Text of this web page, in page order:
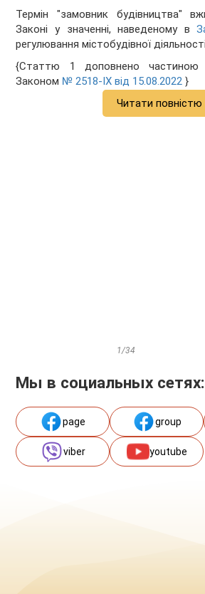
Термін "замовник будівництва"
Законі у значенні, наведеному в
регулювання містобудівної
{Статтю 1 доповнено частиною
Законом № 2518-IX від 15.08.2022 }
Читати повністю
1/34
Мы в социальных сетях:
page group
viber youtube